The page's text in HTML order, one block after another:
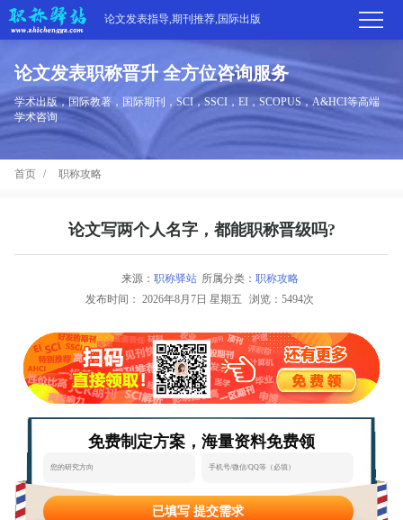
论文发表指导,期刊推荐,国际出版
首
页
学
论文发表职称晋升 全方位咨询服务
学术出版，国际教著，国际期刊，SCI，SSCI，EI，SCOPUS，A&HCI等高端
学术咨询
首页 职称攻略
论文写两个人名字，都能职称晋级吗?
来源： 职称驿站 所属分类： 职称攻略
发布时间： 2026年8月7日 星期五 浏览：5494次
免费制定方案，海量资料免费领
已填写 提交需求